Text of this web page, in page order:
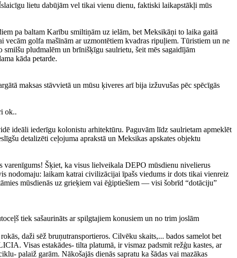
lietu dabūjām vel tikai vienu dienu, faktiski laikapstākļi mūs
pa baltam Karību smiltiņām uz ielām, bet Meksikāņi to laika gaitā
golfa mašīnām ar uzmontētiem kvadras ripuļiem. Tūristiem un ne
pludmalēm un brīnišķīgu saulrietu, šeit mēs sagaidījām
kāda petarde.
maksas stāvvietā un mūsu ķiveres arī bija izžuvušas pēc spēcīgās
ok..
ideāli iederīgu kolonistu arhitektūru. Paguvām līdz saulrietam apmeklēt
detalizēti ceļojuma aprakstā un Meksikas apskates objektu
Šķiet, ka visus lielveikala DEPO mūsdienu nivelierus
nodomaju: laikam katrai civilizācijai īpašs viedums ir dots tikai vienreiz
mūsdienās uz grieķiem vai ēģiptiešiem — visi šobrīd “dotāciju”
tiek sašaurināts ar spilgtajiem konusiem un no trim joslām
daži sēž bruņutransportieros. Cilvēku skaits,... bados samelot bet
Visas estakādes- tilta platumā, ir vismaz padsmit režģu kastes, ar
palaiž garām. Nākošajās dienās sapratu ka šādas vai mazākas